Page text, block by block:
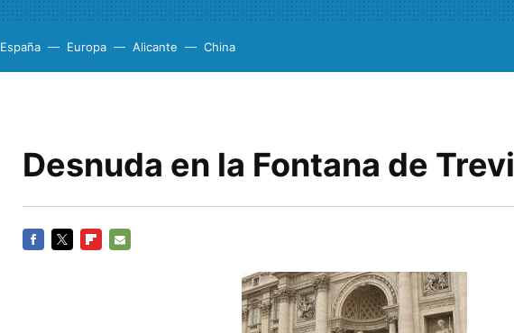
España Europa Alicante China
Desnuda en la Fontana de Trevi